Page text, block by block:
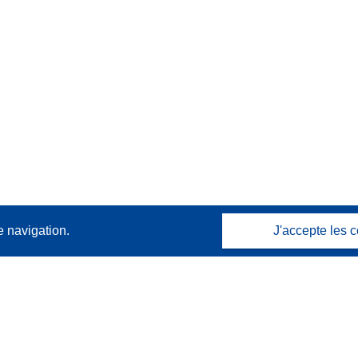
navigation. J'accepte les